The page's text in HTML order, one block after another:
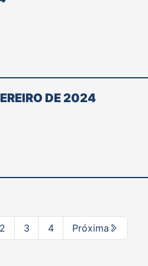
DE 2024
2 3 4 Próxima